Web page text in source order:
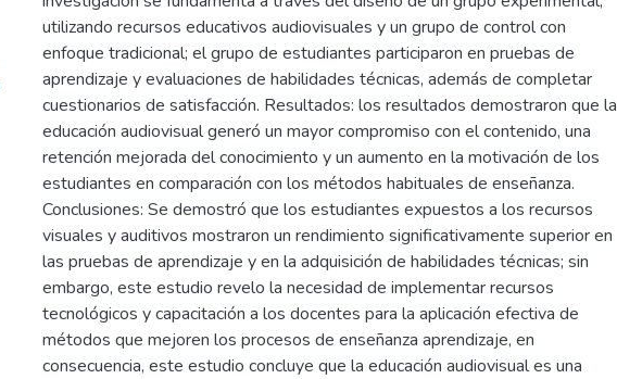
utilizando recursos educativos audiovisuales y un grupo de control con
enfoque tradicional; el grupo de estudiantes participaron en pruebas de
aprendizaje y evaluaciones de habilidades técnicas, además de completar
cuestionarios de satisfacción. Resultados: los resultados demostraron que la
educación audiovisual generó un mayor compromiso con el contenido, una
retención mejorada del conocimiento y un aumento en la motivación de los
estudiantes en comparación con los métodos habituales de enseñanza.
Conclusiones: Se demostró que los estudiantes expuestos a los recursos
visuales y auditivos mostraron un rendimiento significativamente superior en
las pruebas de aprendizaje y en la adquisición de habilidades técnicas; sin
embargo, este estudio revelo la necesidad de implementar recursos
tecnológicos y capacitación a los docentes para la aplicación efectiva de
métodos que mejoren los procesos de enseñanza aprendizaje, en
consecuencia, este estudio concluye que la educación audiovisual es una